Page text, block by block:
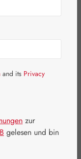
and its Privacy
zur
gelesen und bin